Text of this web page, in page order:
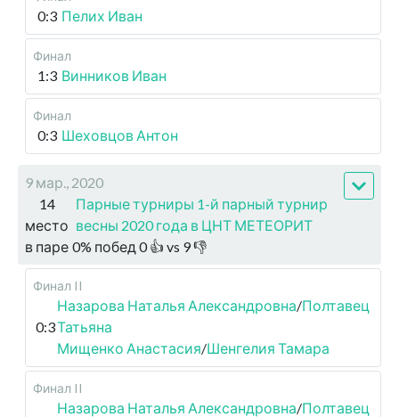
0:3 Пелих Иван
Финал
1:3 Винников Иван
Финал
0:3 Шеховцов Антон
9 мар., 2020
14
место
Парные турниры 1-й парный турнир
весны 2020 года в ЦНТ МЕТЕОРИТ
в паре 0% побед 0👍 vs 9👎
Финал II
0:3
Назарова Наталья Александровна/Полтавец
Татьяна
Мищенко Анастасия/Шенгелия Тамара
Финал II
Назарова Наталья Александровна/Полтавец